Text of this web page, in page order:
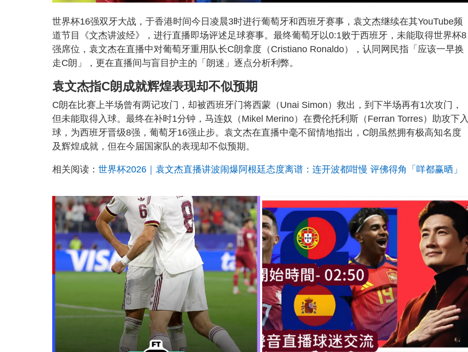
世界杯16强双牙大战，于香港时间今日凌晨3时进行葡萄牙和西班牙赛事，袁文杰继续在其YouTube频
道节目《文杰讲波经》，进行直播即场评述足球赛事。最终葡萄牙以0:1败于西班牙，未能取得世界杯8
强席位，袁文杰在直播中对葡萄牙重用队长C朗拿度（Cristiano Ronaldo），认同网民指「应该一早换
走C朗」，更在直播间与盲目护主的「朗迷」逐点分析利弊。
袁文杰指C朗成就辉煌表现却不似预期
C朗在比赛上半场曾有两记攻门，却被西班牙门将西蒙（Unai Simon）救出，到下半场再有1次攻门，
但未能取得入球。最终在补时1分钟，马连奴（Mikel Merino）在费伦托利斯（Ferran Torres）助攻下入
球，为西班牙晋级8强，葡萄牙16强止步。袁文杰在直播中毫不留情地指出，C朗虽然拥有极高知名度
及辉煌成就，但在今届国家队的表现却不似预期。
相关阅读： 世界杯2026｜袁文杰直播讲波闹爆阿根廷态度离谱：连开波都咁慢 评佛得角「咩都赢晒」